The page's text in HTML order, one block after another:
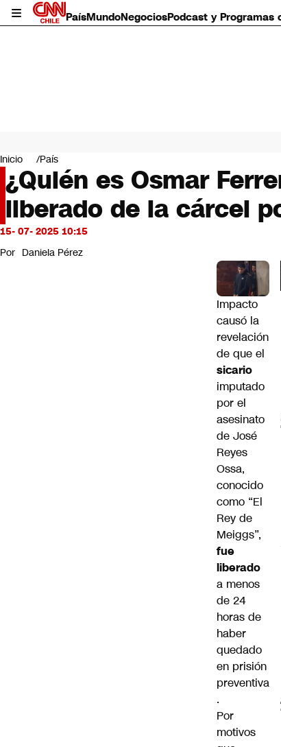
PaísMundoNegociosPodcast y Programas
Mundo
Negocios
Deportes
Programas completos
Cultura
Servicios
Bits
CNN Data
Inicio País
¿Quién es Osmar
liberado de la cárcel
15- 07- 2025 10:15
Por Daniela Pérez
Impacto
causó la
revelación
de que el
sicario
imputado
por el
asesinato
de José
Reyes
Ossa,
conocido
como “El
Rey de
Meiggs”,
fue
liberado
a menos
de 24
horas de
haber
quedado
en prisión
preventiva
.
Por
motivos